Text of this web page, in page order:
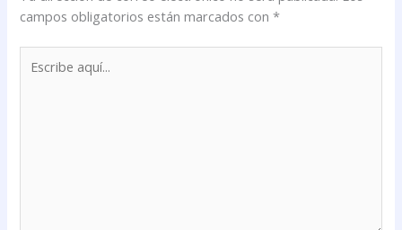
campos obligatorios están marcados con*
aquí...